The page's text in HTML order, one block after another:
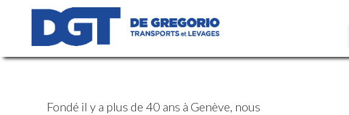
Fondé il y a plus de 40 ans à Genève, nous